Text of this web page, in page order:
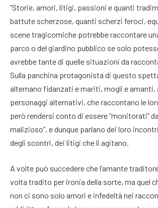
“Storie, amori, litigi, passioni e quanti
battute scherzose, quanti scherzi feroci,
scene tragicomiche potrebbe raccontare
parco o del giardino pubblico se solo
avrebbe tante di quelle situazioni da
Sulla panchina protagonista di questo
alternano fidanzati e mariti, mogli e
personaggi alternativi, che raccontano le
però rendersi conto di essere “monitorati”
malizioso”, e dunque parlano dei loro
degli scontri, dei litigi che li agitano.
A volte può succedere che l’amante
volta tradito per ironia della sorte, ma quel
non ci sono solo amori e infedeltà nei